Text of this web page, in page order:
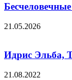
21.05.2026
Идрис Эльба,
21.08.2022